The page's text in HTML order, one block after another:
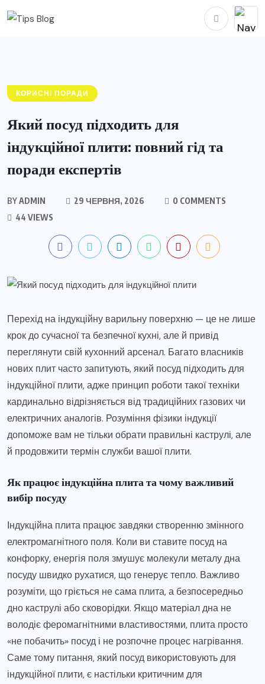
КОРИСНІ ПОРАДИ
Який посуд підходить для
індукційної плити: повний гід та
поради експертів
BYADMIN 29 ЧЕРВНЯ, 2026
0 COMMENTS
44 VIEWS
Перехід на індукційну варильну поверхню — це не лише
крок до сучасної та безпечної кухні, але й привід
переглянути свій кухонний арсенал. Багато власників
нових плит часто запитують, який посуд підходить для
індукційної плити, адже принцип роботи такої техніки
кардинально відрізняється від традиційних газових чи
електричних аналогів. Розуміння фізики індукції
допоможе вам не тільки обрати правильні каструлі, але
й продовжити термін служби вашої плити.
Як працює індукційна плита та чому важливий
вибір посуду
Індукційна плита працює завдяки створенню змінного
електромагнітного поля. Коли ви ставите посуд на
конфорку, енергія поля змушує молекули металу дна
посуду швидко рухатися, що генерує тепло. Важливо
розуміти, що гріється не сама плита, а безпосередньо
дно каструлі або сковорідки. Якщо матеріал дна не
володіє феромагнітними властивостями, плита просто
«не побачить» посуд і не розпочне процес нагрівання.
Саме тому питання, який посуд використовують для
індукційної плити, є настільки критичним для